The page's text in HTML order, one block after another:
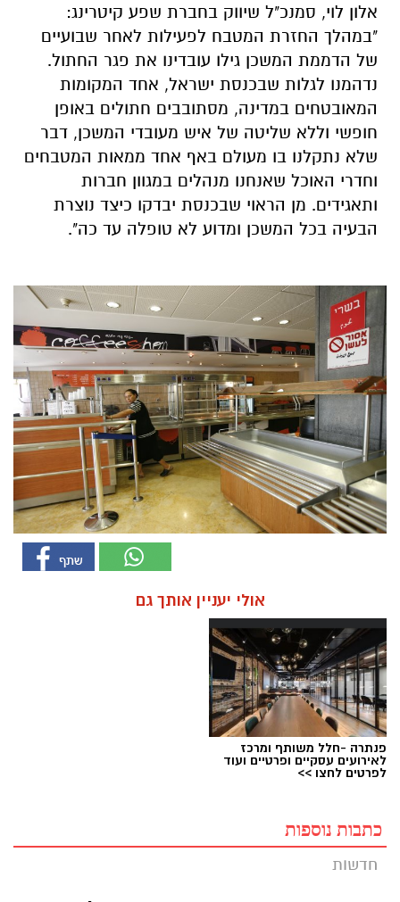
אלון לוי, סמנכ"ל שיווק בחברת שפע קיטרינג:
"במהלך החזרת המטבח לפעילות לאחר שבועיים
של הדממת המשכן גילו עובדינו את פגר החתול.
נדהמנו לגלות שבכנסת ישראל, אחד המקומות
המאובטחים במדינה, מסתובבים חתולים באופן
חופשי וללא שליטה של איש מעובדי המשכן, דבר
שלא נתקלנו בו מעולם באף אחד ממאות המטבחים
וחדרי האוכל שאנחנו מנהלים במגוון חברות
ותאגידים. מן הראוי שבכנסת יבדקו כיצד נוצרת
הבעיה בכל המשכן ומדוע לא טופלה עד כה".
אולי יעניין אותך גם
פנתרה -חלל משותף ומרכז
לאירועים עסקיים ופרטיים ועוד
לפרטים לחצו >>
כתבות נוספות
חדשות